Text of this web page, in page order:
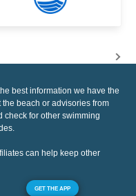
best information we have the
beach or advisories from
check for other swimming
can help keep other
GET THE APP